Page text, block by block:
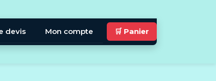
devis Mon compte 🛒 Panier